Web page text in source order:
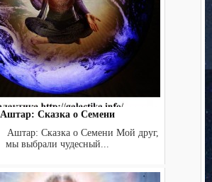
Аштар: Сказка о Семени
Сказка о Семени Мой друг,
мы выбрали чудесный...